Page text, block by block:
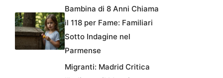
Bambina di 8 Anni Chiama
il 118 per Fame: Familiari
Sotto Indagine nel
Parmense
Migranti: Madrid Critica